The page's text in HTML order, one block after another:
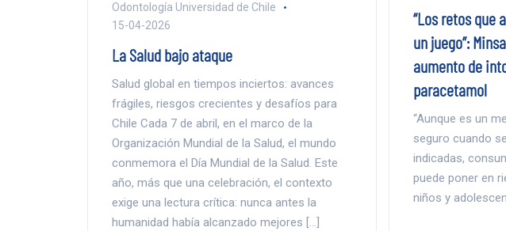
Odontología Universidad de Chile
15-04-2026
La Salud bajo ataque
Salud global en tiempos inciertos: avances
frágiles, riesgos crecientes y desafíos para
Chile Cada 7 de abril, en el marco de la
Organización Mundial de la Salud, el mundo
conmemora el Día Mundial de la Salud. Este
año, más que una celebración, el contexto
exige una lectura crítica: nunca antes la
humanidad había alcanzado mejores […]
“Los retos que
un juego”:
aumento de
paracetamol
“Aunque es un
seguro cuando
indicadas,
puede poner en
niños y